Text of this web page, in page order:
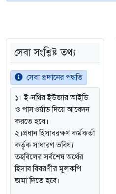
সেবা সংশ্লিষ্ট তথ্য
সেবা প্রদানের পদ্ধতি
১। ই-নথির ইউজার আইডি
ও পাসওর্য়াড দিয়ে আবেদন
করতে হবে।
২।প্রধান হিসাবরক্ষণ কর্মকর্তা
কর্তৃক সাধারণ ভবিষ্য
তহবিলের সর্বশেষ অর্থের
হিসাব বিবরণীর মূলকপি
জমা দিতে হবে।